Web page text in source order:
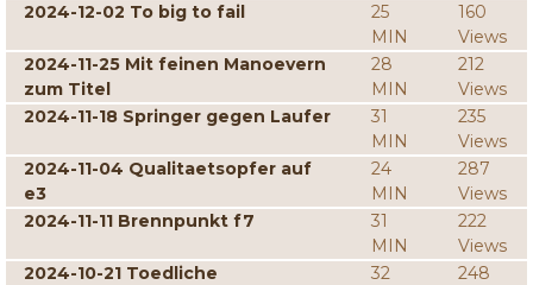
2024-12-02 To big to fail
25
MIN
160
Views
2024-11-25 Mit feinen Manoevern
zum Titel
28
MIN
212
Views
2024-11-18 Springer gegen Laufer
31
MIN
235
Views
2024-11-04 Qualitaetsopfer auf
e3
24
MIN
287
Views
2024-11-11 Brennpunkt f7
31
MIN
222
Views
2024-10-21 Toedliche
32
248